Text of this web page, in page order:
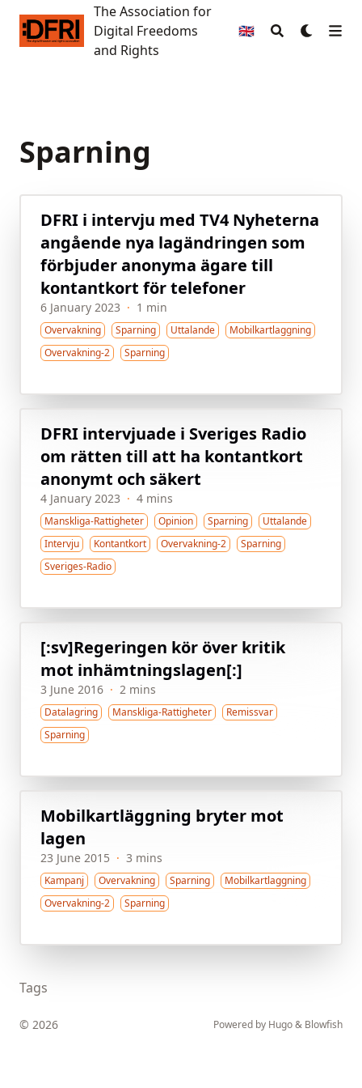
The Association for Digital Freedoms and Rights
The Association for
Digital Freedoms
and Rights
🇬🇧
Sparning
DFRI i intervju med TV4 Nyheterna
angående nya lagändringen som
förbjuder anonyma ägare till
kontantkort för telefoner
6 January 2023 · 1 min
Overvakning Sparning Uttalande
Mobilkartlaggning
Overvakning-2
Sparning
DFRI intervjuade i Sveriges Radio
om rätten till att ha kontantkort
anonymt och säkert
4 January 2023 · 4 mins
Manskliga-Rattigheter Opinion Sparning
Uttalande
Intervju
Kontantkort Overvakning-2
Sparning
Sveriges-Radio
[:sv]Regeringen kör över kritik
mot inhämtningslagen[:]
3 June 2016 · 2 mins
Datalagring Manskliga-Rattigheter
Remissvar
Sparning
Mobilkartläggning bryter mot
lagen
23 June 2015 · 3 mins
Kampanj Overvakning Sparning
Mobilkartlaggning
Overvakning-2
Sparning
Tags
© 2026 Powered by Hugo& Blowfish